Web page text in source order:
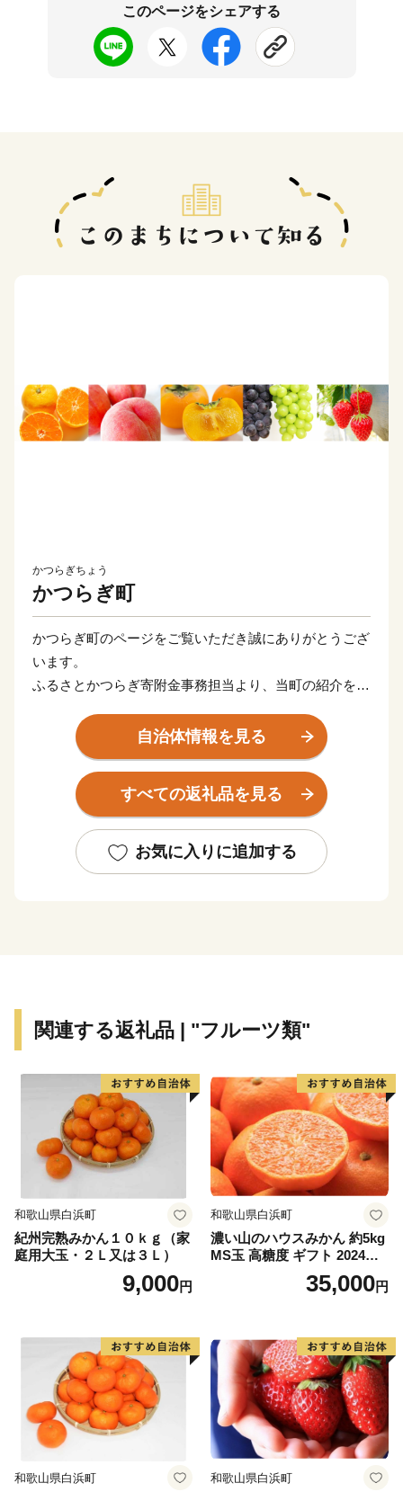
このページをシェアする
かつらぎちょう
かつらぎ町
かつらぎ町のページをご覧いただき誠にありがとうござ
います。
ふるさとかつらぎ寄附金事務担当より、当町の紹介をさ
かつらぎ町は、和歌山県の北東部、高野山のふもとに位
置する人口およそ15,000人のまちで、比較的降水量が少
なく年間を通じて温暖な気候の地域です。
古くは万葉集に詠まれた情景や、世界遺産「紀伊山地
の霊場と参詣道」の一部として登録されている「丹生都
りを楽しむことができ、旬の時期になると多くの人で賑
夏になると山間部、特に花園地域はキャンプやアウト
ドアを楽しむ地域として絶好の環境にあり、近年の京奈
和自動車道や国道４８０号府県間トンネルなど広域幹線
道路の整備より都市部や他地域からのアクセスが向上し
たこともあり、多くの方に訪れていただいています。晴
れた日の夜空に見える星は、素晴らしく一見の価値あり
です！！
かつらぎ町では、農業をはじめとした産業の活性化や
おり、皆様から頂いた寄附金を活用させていただいてお
ります。
ふるさとかつらぎ寄附金事務担当一同
自治体情報を見る
すべての返礼品を見る
お気に入りに追加する
関連する返礼品 | "フルーツ類"
和歌山県白浜町
紀州完熟みかん１０ｋｇ（家
庭用大玉・２Ｌ又は３Ｌ）
9,000円
和歌山県白浜町
濃い山のハウスみかん 約5kg
MS玉 高糖度 ギフト 2024年7
35,000円
和歌山県白浜町 和歌山県白浜町